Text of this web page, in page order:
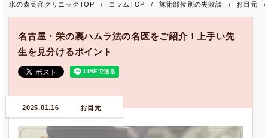
水の森美容クリニックTOP コラムTOP 施術部位別の失敗談 お目元
名古屋・栄の裏ハムラ法の名医をご紹介！上手い先
生を見分けるポイント
2025.01.16 お目元